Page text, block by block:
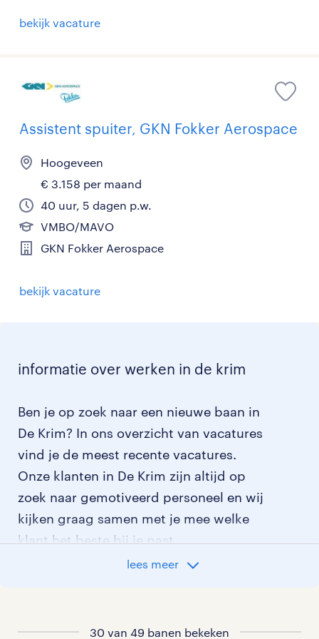
bekijk vacature
Assistent spuiter, GKN Fokker Aerospace
Hoogeveen
€ 3.158 per maand
40 uur, 5 dagen p.w.
VMBO/MAVO
GKN Fokker Aerospace
bekijk vacature
informatie over werken in de krim
Ben je op zoek naar een nieuwe baan in
De Krim? In ons overzicht van vacatures
vind je de meest recente vacatures.
Onze klanten in De Krim zijn altijd op
zoek naar gemotiveerd personeel en wij
kijken graag samen met je mee welke
klant het beste bij je past.
lees meer
30 van 49 banen bekeken